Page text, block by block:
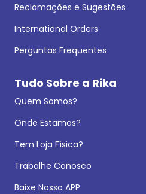
Reclamações e Sugestões
International Orders
Perguntas Frequentes
Tudo Sobre a Rika
Quem Somos?
Onde Estamos?
Tem Loja Física?
Trabalhe Conosco
Baixe Nosso APP